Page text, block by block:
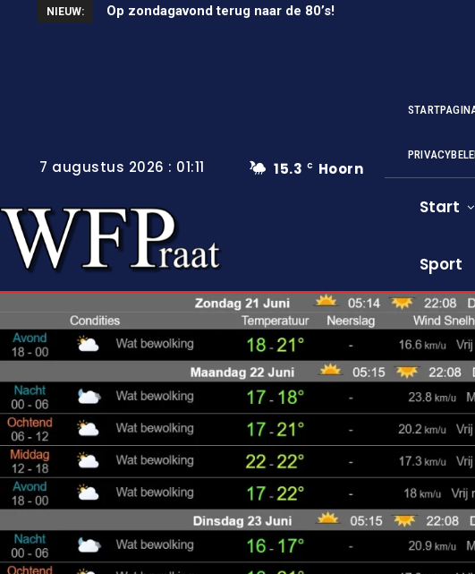
NIEUW: Op zondagavond terug naar de 80’s!
Unieke wielerkoers in Wervershoof
15.3 C Hoorn
7 augustus 2026 : 01:11
Start
Sport